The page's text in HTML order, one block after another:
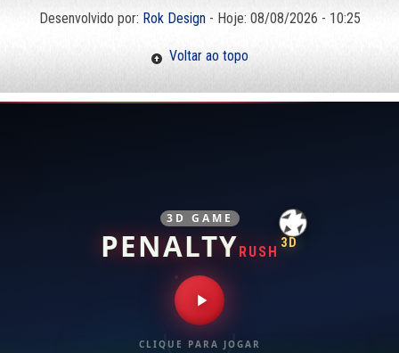
Desenvolvido por: Rok Design- Hoje: 08/08/2026 - 10:25
Voltar ao topo
3D GAME
PENALTYRUSH
3D
CLIQUE PARA JOGAR